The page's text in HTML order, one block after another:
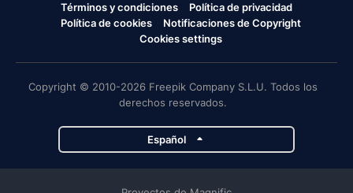
Términos y condiciones
Política de privacidad
Política de cookies
Notificaciones de Copyright
Cookies settings
Copyright © 2010-2026 Freepik Company S.L.U. Todos los
derechos reservados.
Español